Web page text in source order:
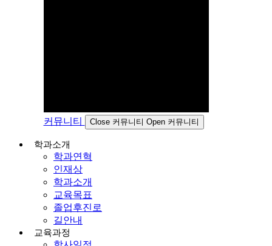
커뮤니티 Close 커뮤니티 Open 커뮤니티
학과소개
학과연혁
인재상
학과소개
교육목표
졸업후진로
길안내
교육과정